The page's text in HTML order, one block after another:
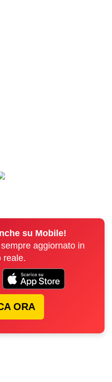
su Mobile!
aggiornato in
reale.
ORA